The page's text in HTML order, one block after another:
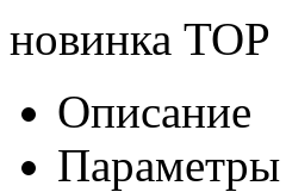
новинка TOP
Описание
Параметры